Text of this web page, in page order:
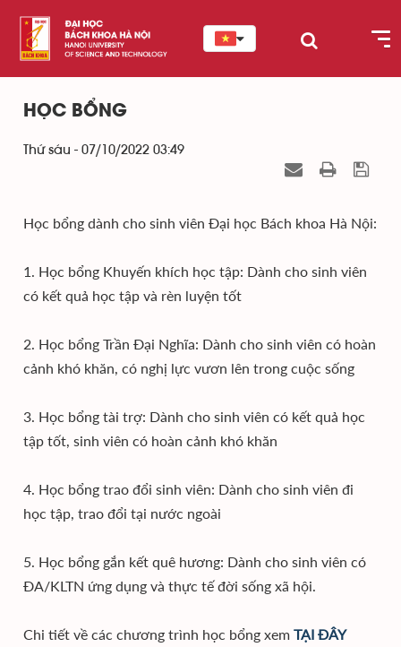
HỌC BỔNG
Thứ sáu - 07/10/2022 03:49
Học bổng dành cho sinh viên Đại học Bách khoa Hà Nội:
1. Học bổng Khuyến khích học tập: Dành cho sinh viên
có kết quả học tập và rèn luyện tốt
2. Học bổng Trần Đại Nghĩa: Dành cho sinh viên có hoàn
cảnh khó khăn, có nghị lực vươn lên trong cuộc sống
3. Học bổng tài trợ: Dành cho sinh viên có kết quả học
tập tốt, sinh viên có hoàn cảnh khó khăn
4. Học bổng trao đổi sinh viên: Dành cho sinh viên đi
học tập, trao đổi tại nước ngoài
5. Học bổng gắn kết quê hương: Dành cho sinh viên có
ĐA/KLTN ứng dụng và thực tế đời sống xã hội.
Chi tiết về các chương trình học bổng xem TẠI ĐÂY